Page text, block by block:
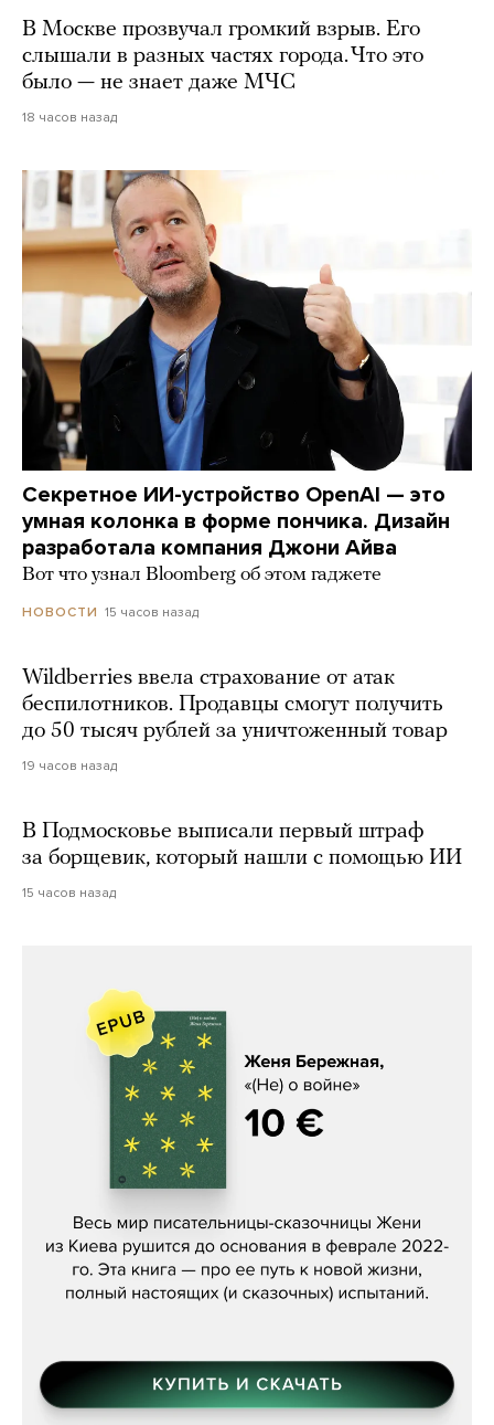
В Москве прозвучал громкий взрыв. Его
слышали в разных частях города. Что это
было — не знает даже МЧС
18 часов назад
Секретное ИИ-устройство OpenAI — это
умная колонка в форме пончика. Дизайн
разработала компания Джони Айва
Вот что узнал Bloomberg об этом гаджете
НОВОСТИ 15 часов назад
Wildberries ввела страхование от атак
беспилотников. Продавцы смогут получить
до 50 тысяч рублей за уничтоженный товар
19 часов назад
В Подмосковье выписали первый штраф
за борщевик, который нашли с помощью ИИ
15 часов назад
Женя Бережная, «(Не) о войне»